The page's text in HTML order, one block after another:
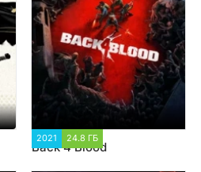
2021 24.8 ГБ
Back 4 Blood